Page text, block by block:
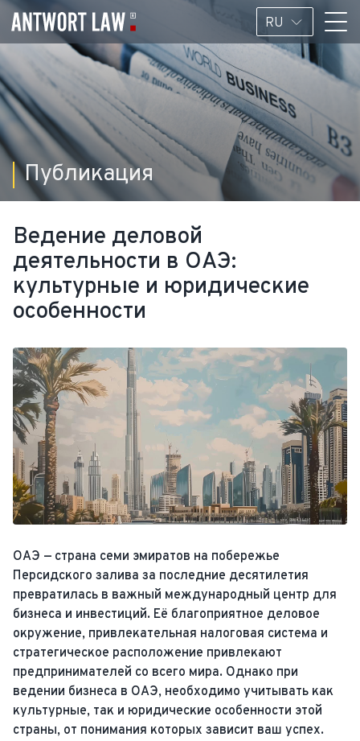
RU
Публикация
Ведение деловой
деятельности в ОАЭ:
культурные и юридические
особенности
ОАЭ — страна семи эмиратов на побережье
Персидского залива за последние десятилетия
превратилась в важный международный центр для
бизнеса и инвестиций. Её благоприятное деловое
окружение, привлекательная налоговая система и
стратегическое расположение привлекают
предпринимателей со всего мира. Однако при
ведении бизнеса в ОАЭ, необходимо учитывать как
культурные, так и юридические особенности этой
страны, от понимания которых зависит ваш успех.